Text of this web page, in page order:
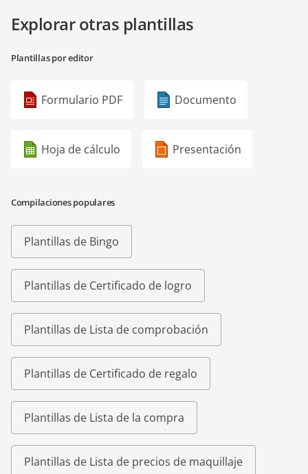
Explorar otras plantillas
Plantillas por editor
Formulario PDF Documento
Hoja de cálculo Presentación
Compilaciones populares
Plantillas de Bingo
Plantillas de Certificado de logro
Plantillas de Lista de comprobación
Plantillas de Certificado de regalo
Plantillas de Lista de la compra
Plantillas de Lista de precios de maquillaje